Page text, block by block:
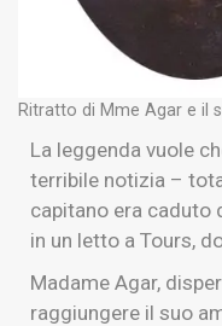
Ritratto di Mme Agar e il
La leggenda vuole
terribile notizia –
capitano era caduto
in un letto a Tours,
Madame Agar,
raggiungere il suo